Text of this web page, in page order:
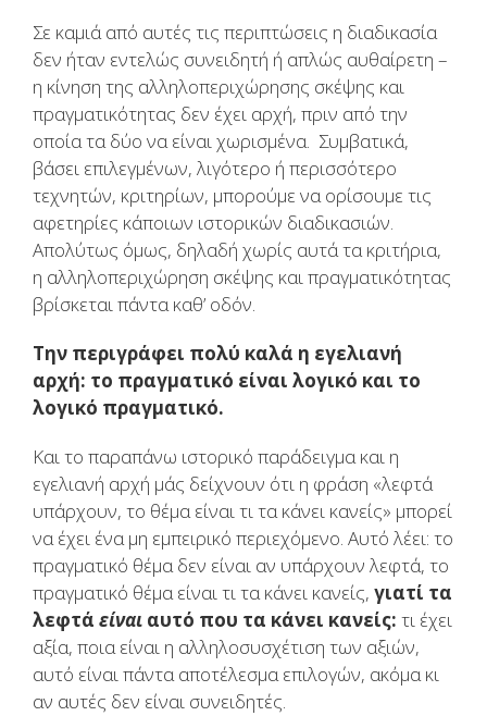
Σε καμιά από αυτές τις περιπτώσεις η διαδικασία
δεν ήταν εντελώς συνειδητή ή απλώς αυθαίρετη –
η κίνηση της αλληλοπεριχώρησης σκέψης και
πραγματικότητας δεν έχει αρχή, πριν από την
οποία τα δύο να είναι χωρισμένα. Συμβατικά,
βάσει επιλεγμένων, λιγότερο ή περισσότερο
τεχνητών, κριτηρίων, μπορούμε να ορίσουμε τις
αφετηρίες κάποιων ιστορικών διαδικασιών.
Απολύτως όμως, δηλαδή χωρίς αυτά τα κριτήρια,
η αλληλοπεριχώρηση σκέψης και πραγματικότητας
βρίσκεται πάντα καθ’ οδόν.
Την περιγράφει πολύ καλά η εγελιανή
αρχή: το πραγματικό είναι λογικό και το
λογικό πραγματικό.
Και το παραπάνω ιστορικό παράδειγμα και η
εγελιανή αρχή μάς δείχνουν ότι η φράση «λεφτά
υπάρχουν, το θέμα είναι τι τα κάνει κανείς» μπορεί
να έχει ένα μη εμπειρικό περιεχόμενο. Αυτό λέει: το
πραγματικό θέμα δεν είναι αν υπάρχουν λεφτά, το
πραγματικό θέμα είναι τι τα κάνει κανείς, γιατί τα
λεφτά είναι αυτό που τα κάνει κανείς: τι έχει
αξία, ποια είναι η αλληλοσυσχέτιση των αξιών,
αυτό είναι πάντα αποτέλεσμα επιλογών, ακόμα κι
αν αυτές δεν είναι συνειδητές.